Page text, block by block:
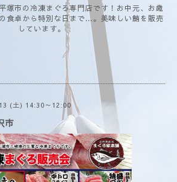
塚市の冷凍まぐろ専門店です！お中元、お歳
食卓から特別な日まで…。美味しい鮪を販売
しています。
(土) 14:30～12:00
市